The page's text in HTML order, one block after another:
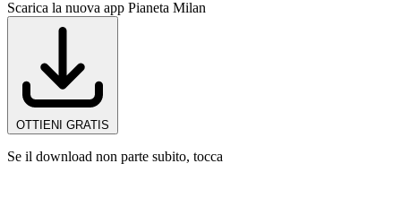
Scarica la nuova app Pianeta Milan
OTTIENI GRATIS
Se il download non parte subito, tocca